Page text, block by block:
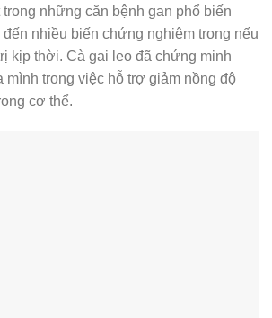
những căn bệnh gan phổ biến
đến nhiều biến chứng nghiêm trọng nếu
kịp thời. Cà gai leo đã chứng minh
mình trong việc hỗ trợ giảm nồng độ
cơ thể.